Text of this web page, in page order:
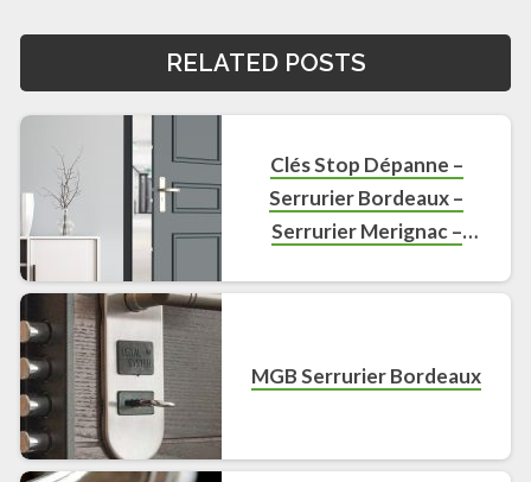
RELATED POSTS
Clés Stop Dépanne –
Serrurier Bordeaux –
Serrurier Merignac –
MGB Serrurier Bordeaux